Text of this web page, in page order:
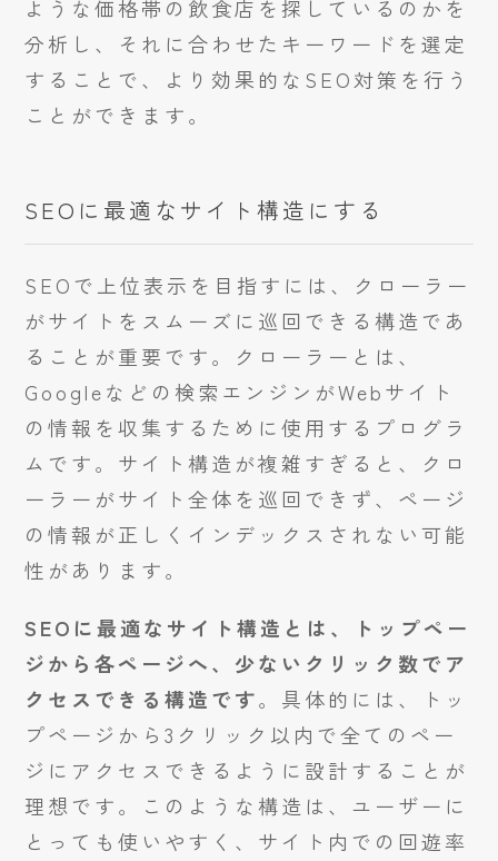
ような価格帯の飲食店を探しているのかを
分析し、それに合わせたキーワードを選定
することで、より効果的なSEO対策を行う
ことができます。
SEOに最適なサイト構造にする
SEOで上位表示を目指すには、クローラー
がサイトをスムーズに巡回できる構造であ
ることが重要です。クローラーとは、
Googleなどの検索エンジンがWebサイト
の情報を収集するために使用するプログラ
ムです。サイト構造が複雑すぎると、クロ
ーラーがサイト全体を巡回できず、ページ
の情報が正しくインデックスされない可能
性があります。
SEOに最適なサイト構造とは、トップペー
ジから各ページへ、少ないクリック数でア
クセスできる構造です。具体的には、トッ
プページから3クリック以内で全てのペー
ジにアクセスできるように設計することが
理想です。このような構造は、ユーザーに
とっても使いやすく、サイト内での回遊率